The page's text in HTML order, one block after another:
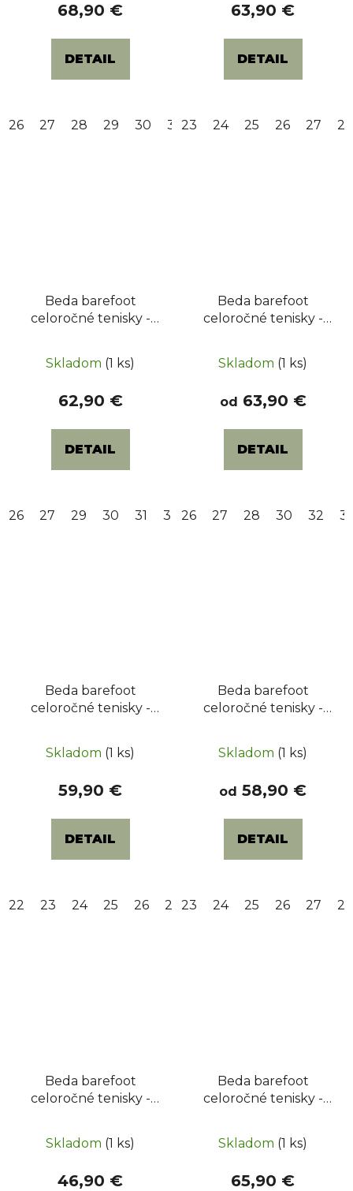
68,90 €
DETAIL
26 27 28 29 30 32
63,90 €
DETAIL
23 24 25 26 27 28
Beda barefoot
celoročné tenisky -
Skladom (1 ks)
62,90 €
DETAIL
26 27 29 30 31 32
Beda barefoot
celoročné tenisky -
Skladom (1 ks)
od 63,90 €
DETAIL
26 27 28 30 32
Beda barefoot
celoročné tenisky -
Skladom (1 ks)
59,90 €
DETAIL
22 23 24 25 26 28
Beda barefoot
celoročné tenisky -
Skladom (1 ks)
od 58,90 €
DETAIL
23 24 25 26 27 28
Beda barefoot
celoročné tenisky -
Skladom (1 ks)
46,90 €
Beda barefoot
celoročné tenisky -
Skladom (1 ks)
65,90 €